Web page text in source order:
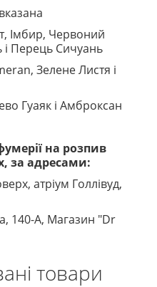
Імбир, Червоний
Перець Сичуань
Зелене Листя і
Гуаяк і Амброксан
на розпив
за адресами:
атріум Голлівуд,
140-A, Магазин "Dr
товари